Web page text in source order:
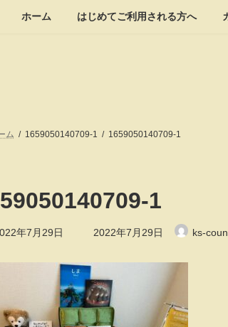
ホーム はじめてご利用される方へ
ム 1659050140709-1 1659050140709-1
1
年7月29日
最
終
新
日
時
:
2022年7月29日 ks-